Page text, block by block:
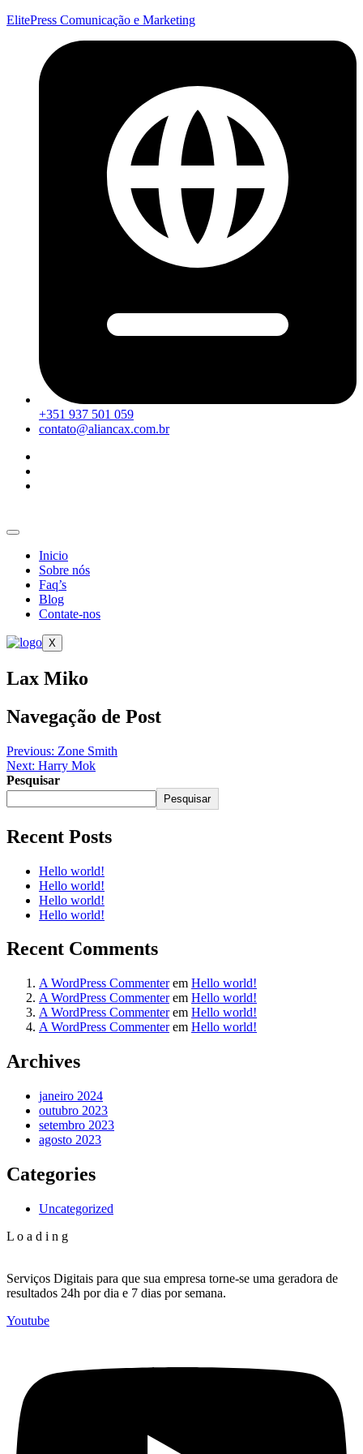
ElitePress Comunicação e Marketing
+351 937 501 059
contato@aliancax.com.br
Inicio
Sobre nós
Faq’s
Blog
Contate-nos
X
Lax Miko
Navegação de Post
Previous: Zone Smith
Next: Harry Mok
Pesquisar
Pesquisar
Recent Posts
Hello world!
Hello world!
Hello world!
Hello world!
Recent Comments
A WordPress Commenterem Hello world!
A WordPress Commenterem Hello world!
A WordPress Commenterem Hello world!
A WordPress Commenterem Hello world!
Archives
janeiro 2024
outubro 2023
setembro 2023
agosto 2023
Categories
Uncategorized
L o a d i n g
Serviços Digitais para que sua empresa torne-se uma geradora de
resultados 24h por dia e 7 dias por semana.
Youtube